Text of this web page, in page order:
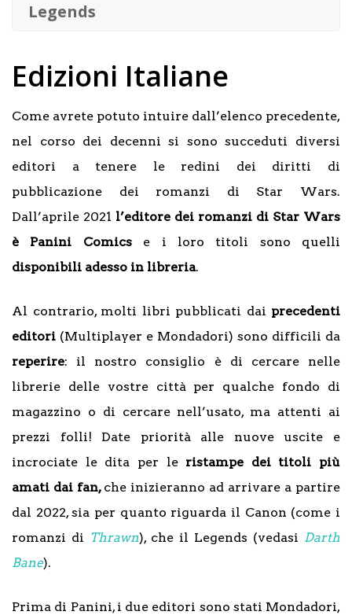
Legends
Edizioni Italiane
Come avrete potuto intuire dall’elenco precedente,
nel corso dei decenni si sono succeduti diversi
editori a tenere le redini dei diritti di
pubblicazione dei romanzi di Star Wars.
Dall’aprile 2021 l’editore dei romanzi di Star Wars
è Panini Comicse i loro titoli sono quelli
disponibili adesso in libreria.
Al contrario, molti libri pubblicati dai precedenti
editori (Multiplayer e Mondadori) sono difficili da
reperire: il nostro consiglio è di cercare nelle
librerie delle vostre città per qualche fondo di
magazzino o di cercare nell’usato, ma attenti ai
prezzi folli! Date priorità alle nuove uscite e
incrociate le dita per le ristampe dei titoli più
amati dai fan, che inizieranno ad arrivare a partire
dal 2022, sia per quanto riguarda il Canon (come i
romanzi di Thrawn), che il Legends (vedasi Darth
Bane).
Prima di Panini, i due editori sono stati Mondadori,